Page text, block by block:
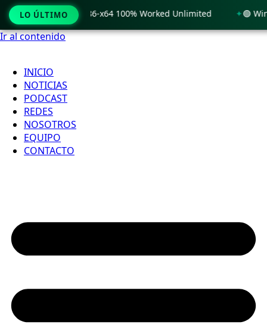
Ir al contenido
INICIO
NOTICIAS
PODCAST
REDES
NOSOTROS
EQUIPO
CONTACTO
LO ÚLTIMO
11 x86-x64 100% Worked Unlimited 🟢 WinRAR